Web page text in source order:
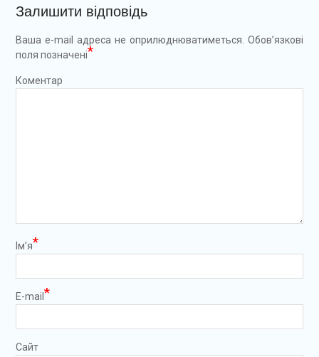
Залишити відповідь
Ваша e-mail адреса не оприлюднюватиметься. Обов’язкові
поля позначені*
Коментар
Ім’я*
E-mail *
Сайт